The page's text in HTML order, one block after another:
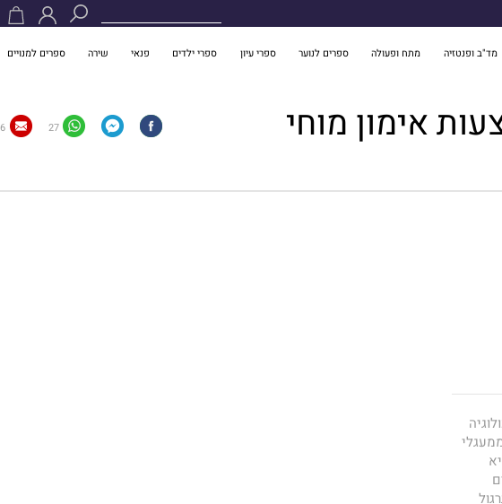
מד"ב ופנטזיה מתח ופעולה ספרים לנוער ספרי עיון ספרי ילדים פנאי שירה ספרים למנויים
אימון מוחי 27
6